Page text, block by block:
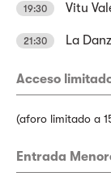
19:30 Vitu
21:30 La
Acceso
(aforo limitado a
Entrada